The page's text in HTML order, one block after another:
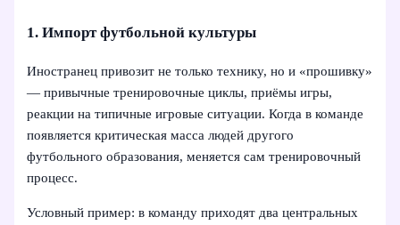
1. Импорт футбольной культуры
Иностранец привозит не только технику, но и «прошивку»
— привычные тренировочные циклы, приёмы игры,
реакции на типичные игровые ситуации. Когда в команде
появляется критическая масса людей другого
футбольного образования, меняется сам тренировочный
процесс.
Условный пример: в команду приходят два центральных